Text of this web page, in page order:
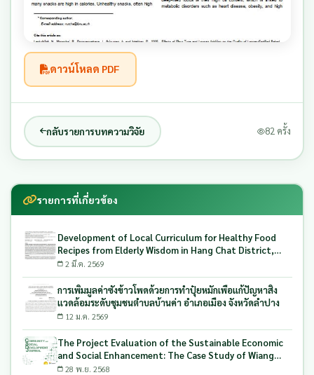
ดาวน์โหลด PDF
กลับรายการบทความวิจัย 82 ครั้ง
รายการที่เกี่ยวข้อง
Development of Local Curriculum for Healthy Food
Recipes from Elderly Wisdom in Hang Chat District,
Lampang Province Northern of Thailand
2 มี.ค. 2569
การเพิ่มมูลค่าซังข้าวโพดด้วยการทำปุ๋ยหมักเพื่อแก้ปัญหาสิ่ง
แวดล้อมระดับชุมชนตำบลบ้านค่า อำเภอเมือง จังหวัดลำปาง
12 ม.ค. 2569
The Project Evaluation of the Sustainable Economic
and Social Enhancement: The Case Study of Wiang
Mok Subdistrict Northern of Thailand
28 พ.ย. 2568